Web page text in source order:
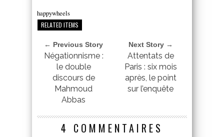
happywheels
RELATED ITEMS
← Previous Story
Négationnisme :
le double
discours de
Mahmoud
Abbas
Next Story →
Attentats de
Paris : six mois
après, le point
sur l’enquête
4 COMMENTAIRES